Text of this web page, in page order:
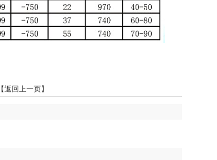
【返回上一页】